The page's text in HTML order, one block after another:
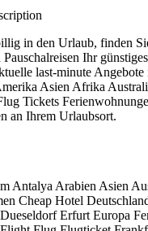
in den Urlaub, finden
Pauschalreisen Ihr
last-minute
Asien Afrika
Tickets
an Ihrem Urlaubsort.
Antalya Arabien Asien
Cheap Hotel
Erfurt Europa